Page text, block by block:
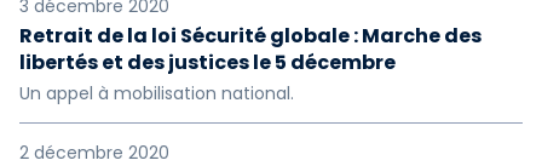
3 décembre 2020
Retrait de la loi Sécurité globale : Marche des
libertés et des justices le 5 décembre
Un appel à mobilisation national.
2 décembre 2020